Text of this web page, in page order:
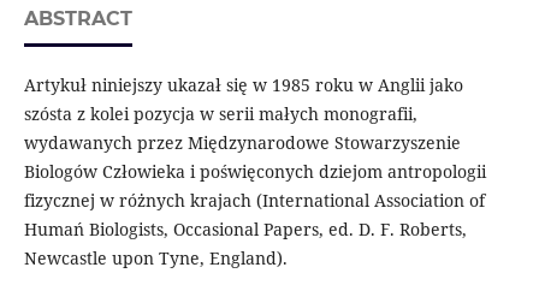
ABSTRACT
Artykuł niniejszy ukazał się w 1985 roku w Anglii jako
szósta z kolei pozycja w serii małych monografii,
wydawanych przez Międzynarodowe Stowarzyszenie
Biologów Człowieka i poświęconych dziejom antropologii
fizycznej w różnych krajach (International Association of
Humań Biologists, Occasional Papers, ed. D. F. Roberts,
Newcastle upon Tyne, England).